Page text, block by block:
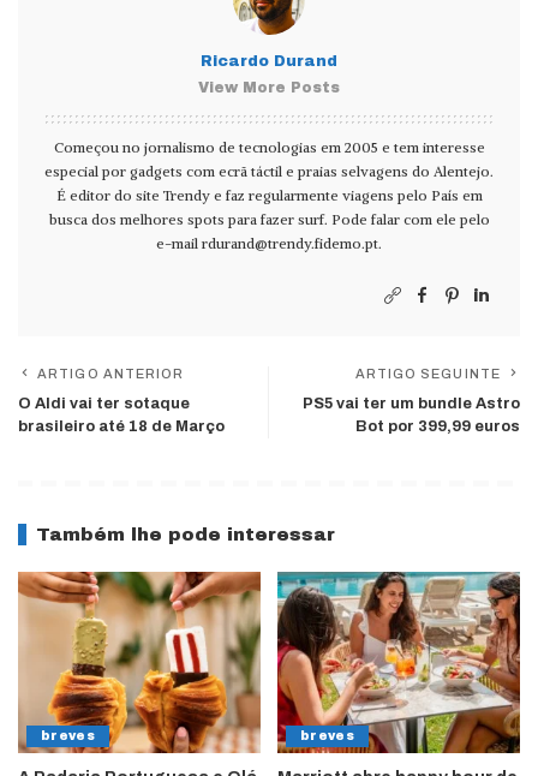
Ricardo Durand
View More Posts
Começou no jornalismo de tecnologias em 2005 e tem interesse
especial por gadgets com ecrã táctil e praias selvagens do Alentejo.
É editor do site Trendy e faz regularmente viagens pelo País em
busca dos melhores spots para fazer surf. Pode falar com ele pelo
e-mail rdurand@trendy.fidemo.pt.
ARTIGO ANTERIOR
O Aldi vai ter sotaque
brasileiro até 18 de Março
ARTIGO SEGUINTE
PS5 vai ter um bundle Astro
Bot por 399,99 euros
Também lhe pode interessar
breves breves